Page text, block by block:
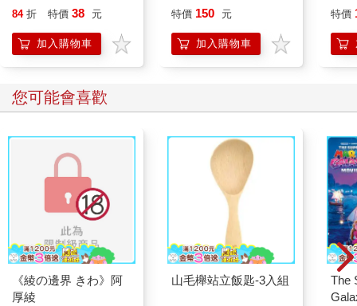
84 折 特價 38 元
加入購物車
芥末熊【受託代銷】
特價 150 元
加入購物車
特價
您可能會喜歡
《綾の邊界 きわ》阿
厚綾
山毛櫸站立飯匙-3入組
The